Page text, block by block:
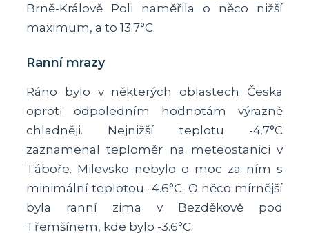
Brně-Králově Poli naměřila o něco nižší
maximum, a to 13.7°C.
Ranní mrazy
Ráno bylo v některých oblastech Česka
oproti odpoledním hodnotám výrazně
chladněji. Nejnižší teplotu -4.7°C
zaznamenal teploměr na meteostanici v
Táboře. Milevsko nebylo o moc za ním s
minimální teplotou -4.6°C. O něco mírnější
byla ranní zima v Bezděkově pod
Třemšínem, kde bylo -3.6°C.